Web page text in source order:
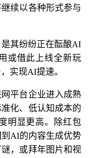
续以各种形式参与
其纷纷正在酝酿AI
或借此上线全新玩
实现AI提速。
平台企业进入成熟
化、低认知成本的
明显更高。除红包
AI的内容生成优势
，或拜年图片和视